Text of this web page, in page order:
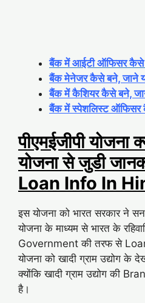
बैंक में आईटी ऑफिसर कैसे
बैंक मेनेजर कैसे बने, जाने
बैंक में कैशियर कैसे बने,
बैंक में स्पेशलिस्ट
पीएमईजीपी योजना
योजना से जुडी
Loan Info In
इस योजना को भारत सरकार ने
योजना के माध्यम से भारत के
Government की तरफ से Loan
योजना को खादी ग्राम उद्योग के
क्योंकि खादी ग्राम उद्योग की
है।